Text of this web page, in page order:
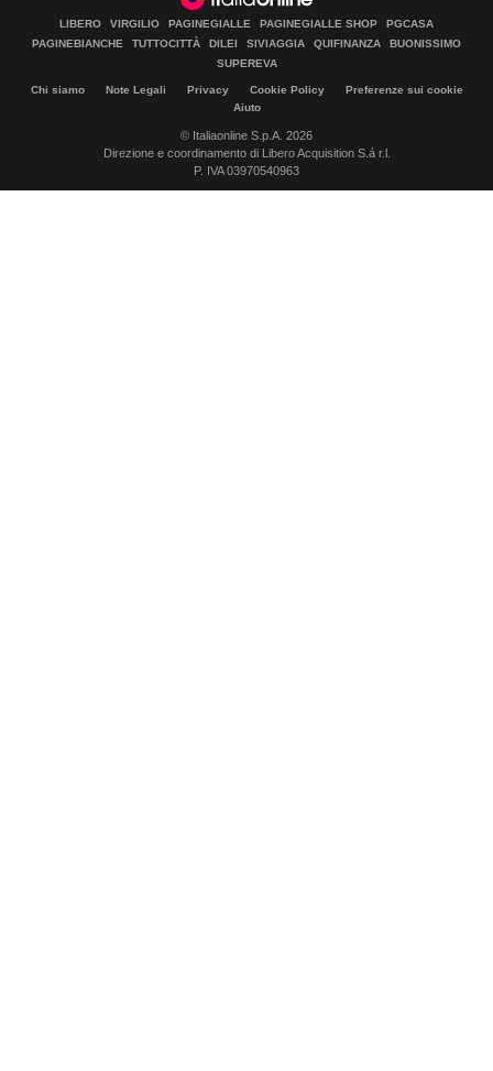
LIBERO VIRGILIO PAGINEGIALLE PAGINEGIALLE SHOP
PGCASA
PAGINEBIANCHE
TUTTOCITTÀ DILEI SIVIAGGIA QUIFINANZA
BUONISSIMO
SUPEREVA
Chi siamo Note Legali Privacy Cookie Policy
Preferenze sui cookie
Aiuto
© Italiaonline S.p.A. 2026
Direzione e coordinamento di Libero Acquisition S.á r.l.
P. IVA 03970540963